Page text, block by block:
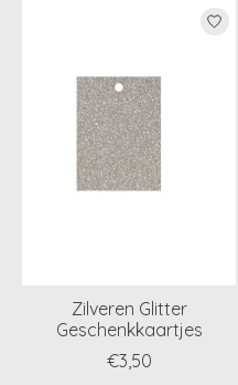
Items van productcarrousel
Zilveren Glitter
Geschenkkaartjes
€3,50